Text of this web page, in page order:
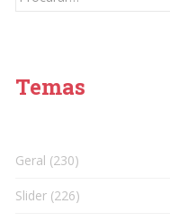
Temas
Geral (230)
Slider (226)